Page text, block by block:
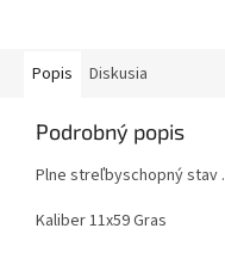
Popis Diskusia
Podrobný popis
Plne streľbyschopný stav .
Kaliber 11x59 Gras